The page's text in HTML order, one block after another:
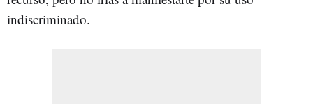
indiscriminado.